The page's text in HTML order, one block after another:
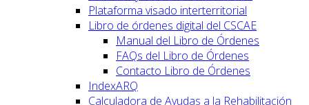
Plataforma visado interterritorial
Libro de órdenes digital del CSCAE
Manual del Libro de Órdenes
FAQs del Libro de Órdenes
Contacto Libro de Órdenes
IndexARQ
Calculadora de Ayudas a la Rehabilitación